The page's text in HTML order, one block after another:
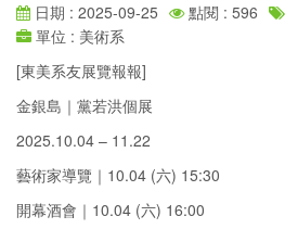
日期 : 2025-09-25 點閱 : 596
單位 : 美術系
[東美系友展覽報報]
金銀島｜黨若洪個展
2025.10.04 – 11.22
藝術家導覽｜10.04 (六) 15:30
開幕酒會｜10.04 (六) 16:00